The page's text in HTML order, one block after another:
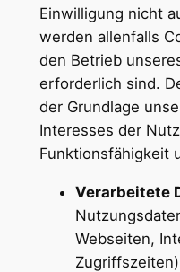
Einwilligung nicht
werden allenfalls
den Betrieb
erforderlich sind.
der Grundlage
Interesses der
Funktionsfähigkeit
Verarbeitete
Webseiten,